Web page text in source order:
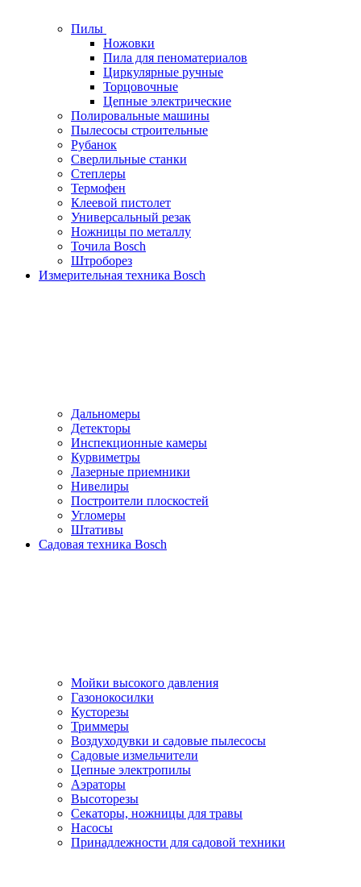
Пилы
Ножовки
Пила для пеноматериалов
Циркулярные ручные
Торцовочные
Цепные электрические
Полировальные машины
Пылесосы cтроительные
Рубанок
Сверлильные станки
Степлеры
Термофен
Клеевой пистолет
Универсальный резак
Ножницы по металлу
Точила Bosch
Штроборез
Измерительная техника Bosch
Дальномеры
Детекторы
Инспекционные камеры
Курвиметры
Лазерные приемники
Нивелиры
Построители плоскостей
Угломеры
Штативы
Садовая техника Bosch
Мойки высокого давления
Газонокосилки
Кусторезы
Триммеры
Воздуходувки и садовые пылесосы
Садовые измельчители
Цепные электропилы
Аэраторы
Высоторезы
Секаторы, нoжницы для травы
Насосы
Принадлежности для садовой техники